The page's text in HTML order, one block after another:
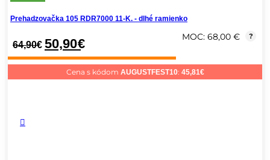
Prehadzovačka 105 RDR7000 11-K. - dlhé ramienko
64,90€ 50,90€ MOC: 68,00 € ?
Cena s kódom AUGUSTFEST10: 45,81€